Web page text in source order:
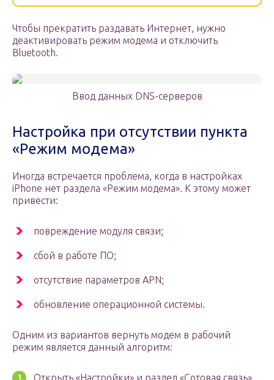
Чтобы прекратить раздавать Интернет, нужно
деактивировать режим модема и отключить
Bluetooth.
Ввод данных DNS-серверов
Настройка при отсутствии пункта
«Режим модема»
Иногда встречается проблема, когда в настройках
iPhone нет раздела «Режим модема». К этому может
привести:
повреждение модуля связи;
сбой в работе ПО;
отсутствие параметров APN;
обновление операционной системы.
Одним из вариантов вернуть модем в рабочий
режим является данный алгоритм:
Открыть «Настройки» и раздел «Сотовая связь».